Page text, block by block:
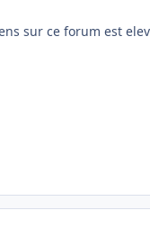
sur ce forum est